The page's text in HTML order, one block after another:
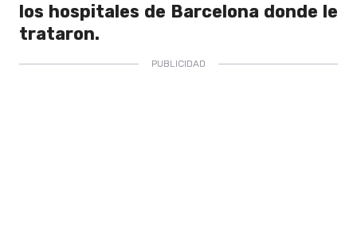
los hospitales de Barcelona donde le
trataron.